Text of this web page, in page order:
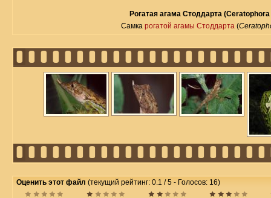
Рогатая агама Стоддарта
Самкарогатой агамы Стоддарта (
Оценить этот файл (текущий рейтинг: 0.1 / 5 - Голосов: 16)